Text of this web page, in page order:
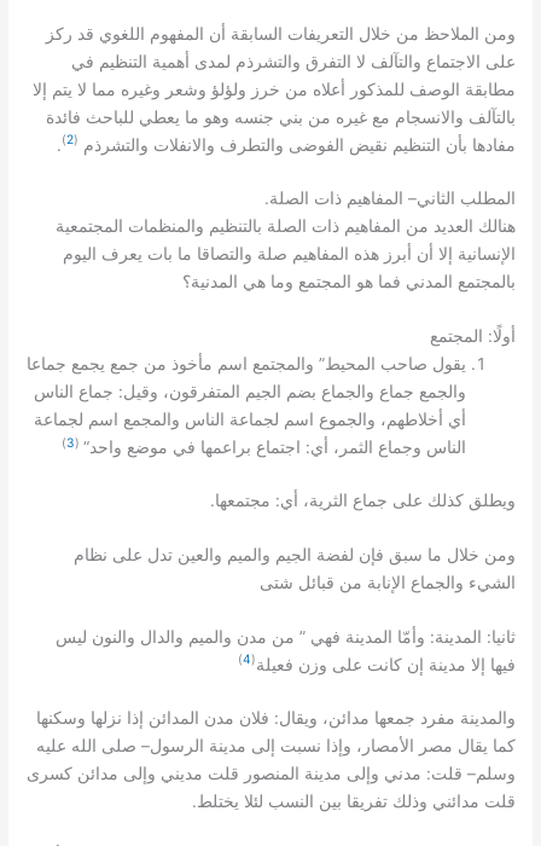
ومن الملاحظ من خلال التعريفات السابقة أن المفهوم اللغوي قد ركز
على الاجتماع والتآلف لا التفرق والتشرذم لمدى أهمية التنظيم في
مطابقة الوصف للمذكور أعلاه من خرز ولؤلؤ وشعر وغيره مما لا يتم إلا
بالتآلف والانسجام مع غيره من بني جنسه وهو ما يعطي للباحث فائدة
مفادها بأن التنظيم نقيض الفوضى والتطرف والانفلات والتشرذم (
2
)
.
المطلب الثاني– المفاهيم ذات الصلة.
هنالك العديد من المفاهيم ذات الصلة بالتنظيم والمنظمات المجتمعية
الإنسانية إلا أن أبرز هذه المفاهيم صلة والتصاقا ما بات يعرف اليوم
بالمجتمع المدني فما هو المجتمع وما هي المدنية؟
أولًا:
المجتمع
يقول صاحب المحيط” والمجتمع اسم مأخوذ من جمع يجمع جماعا
والجمع جماع والجماع بضم الجيم المتفرقون، وقيل: جماع الناس
أي أخلاطهم، والجموع اسم لجماعة الناس والمجمع اسم لجماعة
الناس وجماع الثمر، أي: اجتماع براعمها في موضع واحد“
(
3
)
ويطلق كذلك على جماع الثرية، أي: مجتمعها.
ومن خلال ما سبق فإن لفضة الجيم والميم والعين تدل على نظام
الشيء والجماع الإنابة من قبائل شتى
ثانيا: المدينة: وأمّا المدينة فهي” من مدن والميم والدال والنون ليس
فيها إلا مدينة إن كانت على وزن فعيلة(
4
)
والمدينة مفرد جمعها مدائن، ويقال: فلان مدن المدائن إذا نزلها وسكنها
كما يقال مصر الأمصار، وإذا نسبت إلى مدينة الرسول– صلى الله عليه
وسلم– قلت: مدني وإلى مدينة المنصور قلت مديني وإلى مدائن كسرى
قلت مدائني وذلك تفريقا بين النسب لئلا يختلط.